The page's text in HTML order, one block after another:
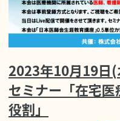
2023年10月19日
セミナー「在宅
役割」